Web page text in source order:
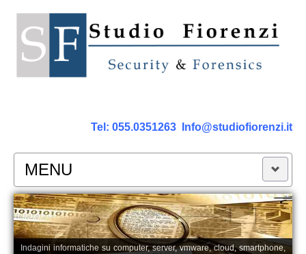
Tel: 055.0351263 Info@studiofiorenzi.it
MENU
PERIZIE
Perizia Computer
Indagini informatiche su computer, server, vmware, cloud, smartphone,